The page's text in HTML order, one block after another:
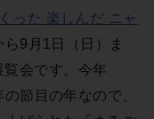
った 楽しんだ ニャ
ら9月1日（日）ま
会です。今年
節目の年なので、